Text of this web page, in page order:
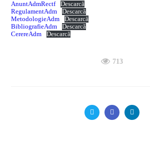
AnuntAdmRectf
Descarcă
RegulamentAdm
Descarcă
MetodologieAdm
Descarcă
BibliografieAdm
Descarcă
CerereAdm
Descarcă
713